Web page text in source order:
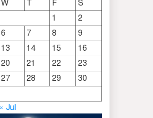
নামে-বেনামে
খাসজমি দখলের
: নির্লিপ্ত প্রশাসন
রুনা-হামিদ সমাচার,
নিরব
এক স্কুল ছাত্রী
শিকার অভিযুক্ত
W T F
S
1
2
6 7 8
9
13 14 15
16
20 21 22
23
27 28 29
30
« Jul